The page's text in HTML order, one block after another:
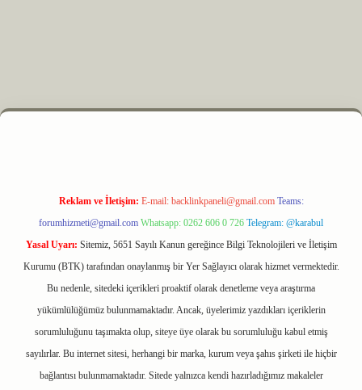
m elexbet
Reklam ve İletişim: E-mail: backlinkpaneli@gmail.com Teams:
forumhizmeti@gmail.com Whatsapp: 0262 606 0 726 Telegram: @karabul
Yasal Uyarı: Sitemiz, 5651 Sayılı Kanun gereğince Bilgi Teknolojileri ve İletişim
Kurumu (BTK) tarafından onaylanmış bir Yer Sağlayıcı olarak hizmet vermektedir.
Bu nedenle, sitedeki içerikleri proaktif olarak denetleme veya araştırma
yükümlülüğümüz bulunmamaktadır. Ancak, üyelerimiz yazdıkları içeriklerin
sorumluluğunu taşımakta olup, siteye üye olarak bu sorumluluğu kabul etmiş
sayılırlar. Bu internet sitesi, herhangi bir marka, kurum veya şahıs şirketi ile hiçbir
bağlantısı bulunmamaktadır. Sitede yalnızca kendi hazırladığımız makaleler